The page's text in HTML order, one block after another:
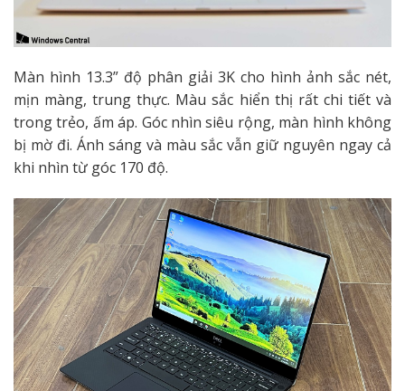
Màn hình 13.3” độ phân giải 3K cho hình ảnh sắc nét,
mịn màng, trung thực. Màu sắc hiển thị rất chi tiết và
trong trẻo, ấm áp. Góc nhìn siêu rộng, màn hình không
bị mờ đi. Ánh sáng và màu sắc vẫn giữ nguyên ngay cả
khi nhìn từ góc 170 độ.